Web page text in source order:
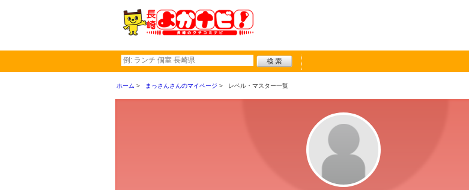
ホーム まっさんさんのマイページ レベル・マスター一覧